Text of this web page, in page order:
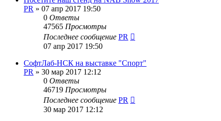
PR » 07 апр 2017 19:50
0 Ответы
47565 Просмотры
Последнее сообщение PR
07 апр 2017 19:50
СофтЛаб-НСК на выставке "Спорт"
PR » 30 мар 2017 12:12
0 Ответы
46719 Просмотры
Последнее сообщение PR
30 мар 2017 12:12